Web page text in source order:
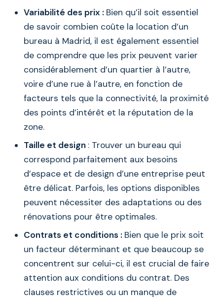
Variabilité des prix : Bien qu’il soit essentiel
de savoir combien coûte la location d’un
bureau à Madrid, il est également essentiel
de comprendre que les prix peuvent varier
considérablement d’un quartier à l’autre,
voire d’une rue à l’autre, en fonction de
facteurs tels que la connectivité, la proximité
des points d’intérêt et la réputation de la
zone.
Taille et design : Trouver un bureau qui
correspond parfaitement aux besoins
d’espace et de design d’une entreprise peut
être délicat. Parfois, les options disponibles
peuvent nécessiter des adaptations ou des
rénovations pour être optimales.
Contrats et conditions : Bien que le prix soit
un facteur déterminant et que beaucoup se
concentrent sur celui-ci, il est crucial de faire
attention aux conditions du contrat. Des
clauses restrictives ou un manque de